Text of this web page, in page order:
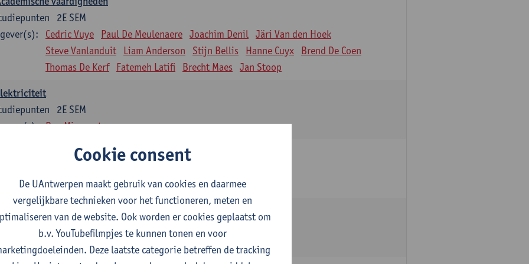
2E SEM
Cedric Vuye Paul De Meulenaere Joachim Denil Järi Van den Hoek
Steve Vanlanduit
Liam Anderson Stijn Bellis Hanne Cuyx
Brend De Coen
Thomas De Kerf
Fatemeh Latifi Brecht Maes Jan Stoop
2E SEM
Ben Minnaert
en Dynamica
Gunther Steenackers Steven Lenssen
2E SEM
studiepunten
Linda Beenaerts
Cookie consent
De UAntwerpen maakt gebruik van cookies en daarmee
vergelijkbare technieken voor het functioneren, meten en
van de website. Ook worden er cookies geplaatst om
b.v. YouTubefilmpjes te kunnen tonen en voor
Deze laatste categorie betreffen de tracking